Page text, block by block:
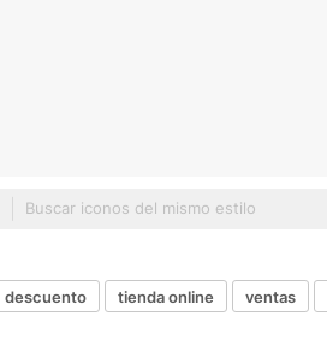
descuento tienda online ventas